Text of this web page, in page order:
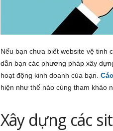
Nếu bạn chưa biết website vệ tinh
dẫn bạn các phương pháp xây
hoạt động kinh doanh của bạn.
hiện như thế nào cùng tham khảo
Xây dựng các